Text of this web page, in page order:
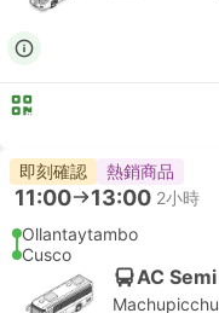
即刻確認 熱銷商品
11:00 13:00 2小時
Ollantaytambo
Cusco
AC